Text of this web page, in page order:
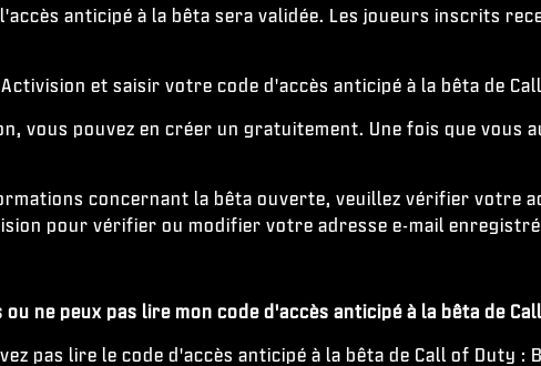
anticipé à la bêta sera validée. Les joueurs inscrits
et saisir votre code d'accès anticipé à la bêta de
vous pouvez en créer un gratuitement. Une fois que
concernant la bêta ouverte, veuillez vérifier votre
pour vérifier ou modifier votre adresse e-mail
ne peux pas lire mon code d'accès anticipé à la bêta de
pas lire le code d'accès anticipé à la bêta de Call of Duty